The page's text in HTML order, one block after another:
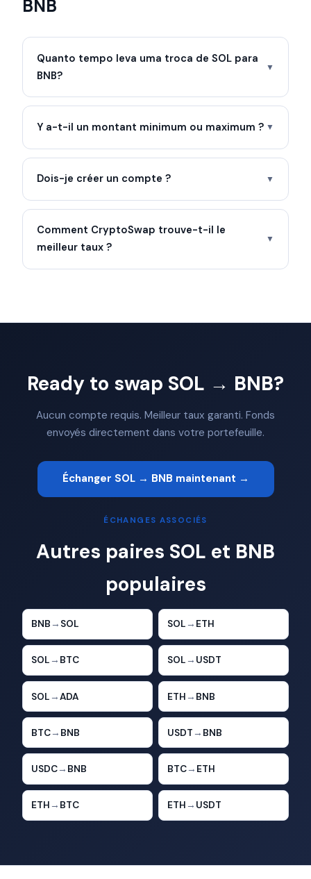
BNB
Quanto tempo leva uma troca de SOL para
BNB?
▼
Y a-t-il un montant minimum ou maximum ? ▼
Dois-je créer un compte ? ▼
Comment CryptoSwap trouve-t-il le
meilleur taux ?
▼
Ready to swap SOL → BNB?
Aucun compte requis. Meilleur taux garanti. Fonds
envoyés directement dans votre portefeuille.
Échanger SOL → BNB maintenant →
ÉCHANGES ASSOCIÉS
Autres paires SOL et BNB
populaires
BNB → SOL SOL → ETH
SOL → BTC SOL → USDT
SOL →ADA ETH → BNB
BTC→ BNB USDT → BNB
USDC→ BNB BTC→ ETH
ETH → BTC ETH → USDT